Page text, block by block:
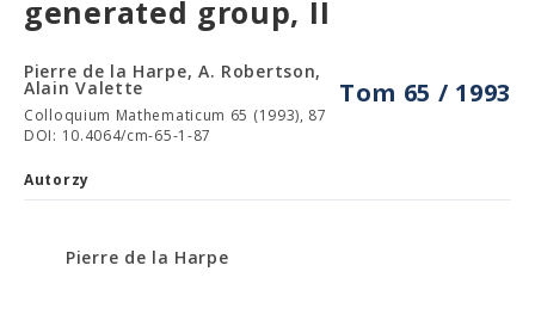
generated group, II
Tom 65 / 1993
Pierre de la Harpe, A. Robertson,
Alain Valette
Colloquium Mathematicum 65 (1993), 87
DOI: 10.4064/cm-65-1-87
Autorzy
Pierre de la Harpe